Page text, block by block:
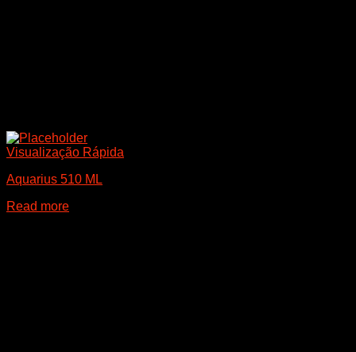
Visualização Rápida
Aquarius 510 ML
Read more